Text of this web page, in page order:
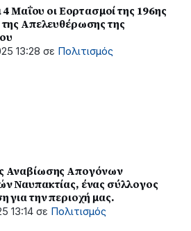
4 Μαΐου οι Εορτασμοί της 196ης
της Απελευθέρωσης της
13:28 σε Πολιτισμός
Αναβίωσης Απογόνων
Ναυπακτίας, ένας σύλλογος
για την περιοχή μας.
13:14 σε Πολιτισμός